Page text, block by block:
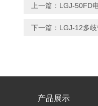
上一篇： LGJ-50FD
下一篇： LGJ-12多
产品展示